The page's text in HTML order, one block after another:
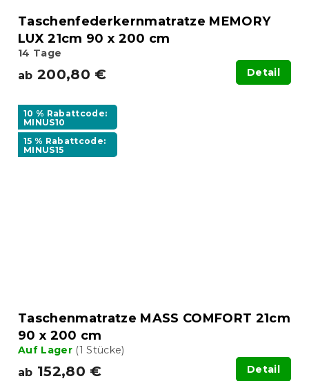
Taschenfederkernmatratze MEMORY
LUX 21cm 90 x 200 cm
14 Tage
ab 200,80 € Detail
10 % Rabattcode:
MINUS10
15 % Rabattcode:
MINUS15
Taschenmatratze MASS COMFORT 21cm
90 x 200 cm
Auf Lager (1 Stücke)
ab 152,80 € Detail